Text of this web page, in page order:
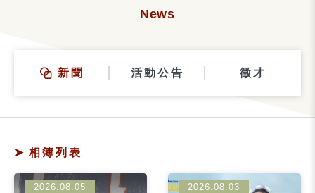
News
新聞 活動公告 徵才
相簿列表
2026.08.05 2026.08.03